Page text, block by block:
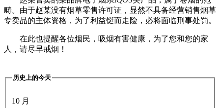
畴。由于赵某没有烟草零售许可证，显然不具备经营销售烟草
专卖品的主体资格，为了利益铤而走险，必将面临刑事处罚。
在此也提醒各位烟民，吸烟有害健康，为了您和您的家
人，请尽早戒烟！
历史上的今天
10 月